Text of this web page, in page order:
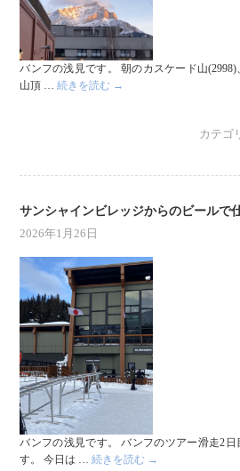
バンフの浅見です。 朝のカスケード山(2998)
山頂 …続きを読む →
カテゴ
サンシャインビレッジからのビールで
2026年1月26日
バンフの浅見です。 バンフのツアー滑走2
す。 今日は …続きを読む →